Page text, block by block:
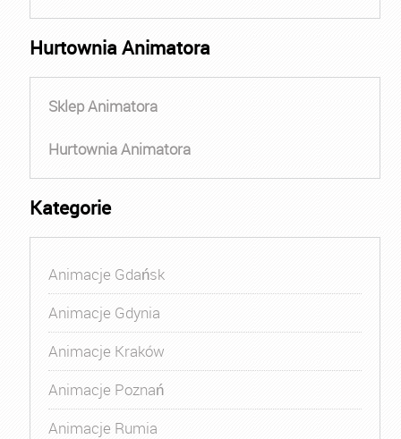
Hurtownia Animatora
Sklep Animatora
Hurtownia Animatora
Kategorie
Animacje Gdańsk
Animacje Gdynia
Animacje Kraków
Animacje Poznań
Animacje Rumia